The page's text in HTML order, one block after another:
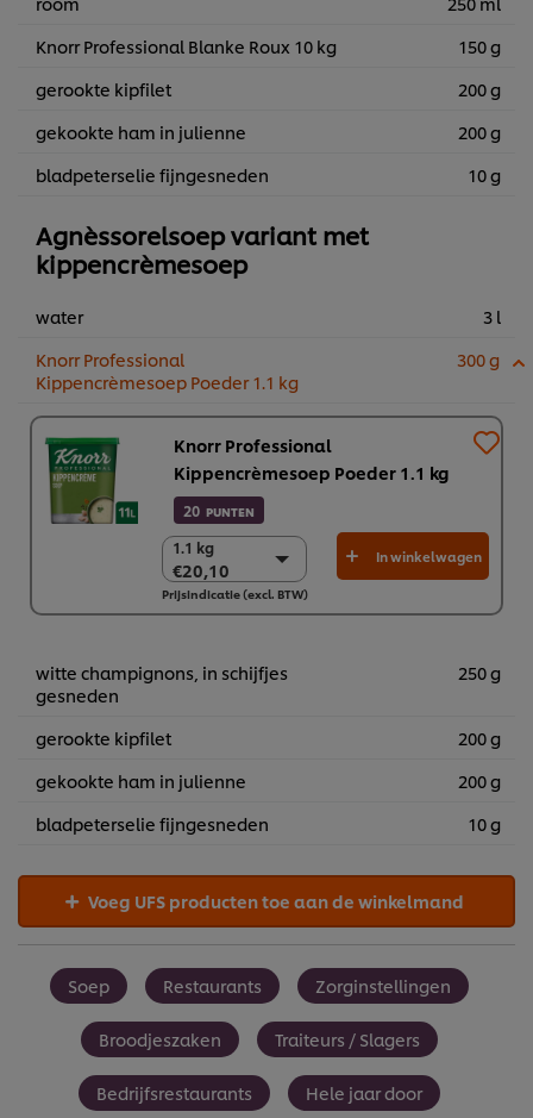
Knorr Professional Blanke Roux 10 kg
150 g
gerookte kipfilet
200 g
gekookte ham in julienne
200 g
bladpeterselie fijngesneden
10 g
Agnèssorelsoep variant met
kippencrèmesoep
water
3 l
Knorr Professional
Kippencrèmesoep Poeder 1.1 kg
300 g
Knorr Professional
Kippencrèmesoep Poeder 1.1 kg
20 PUNTEN
1.1 kg
€20,10
1.1 kg
€20,10
6 x 1,1 kg
In winkelwagen
Prijsindicatie (excl. BTW)
witte champignons, in schijfjes
gesneden
250 g
gerookte kipfilet
200 g
gekookte ham in julienne
200 g
bladpeterselie fijngesneden
10 g
Voeg UFS producten toe aan de winkelmand
Soep Restaurants Zorginstellingen
Broodjeszaken Traiteurs / Slagers
Bedrijfsrestaurants Hele jaar door